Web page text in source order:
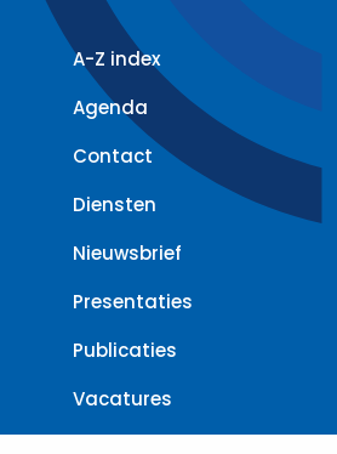
A-Z index
Agenda
Contact
Diensten
Nieuwsbrief
Presentaties
Publicaties
Vacatures